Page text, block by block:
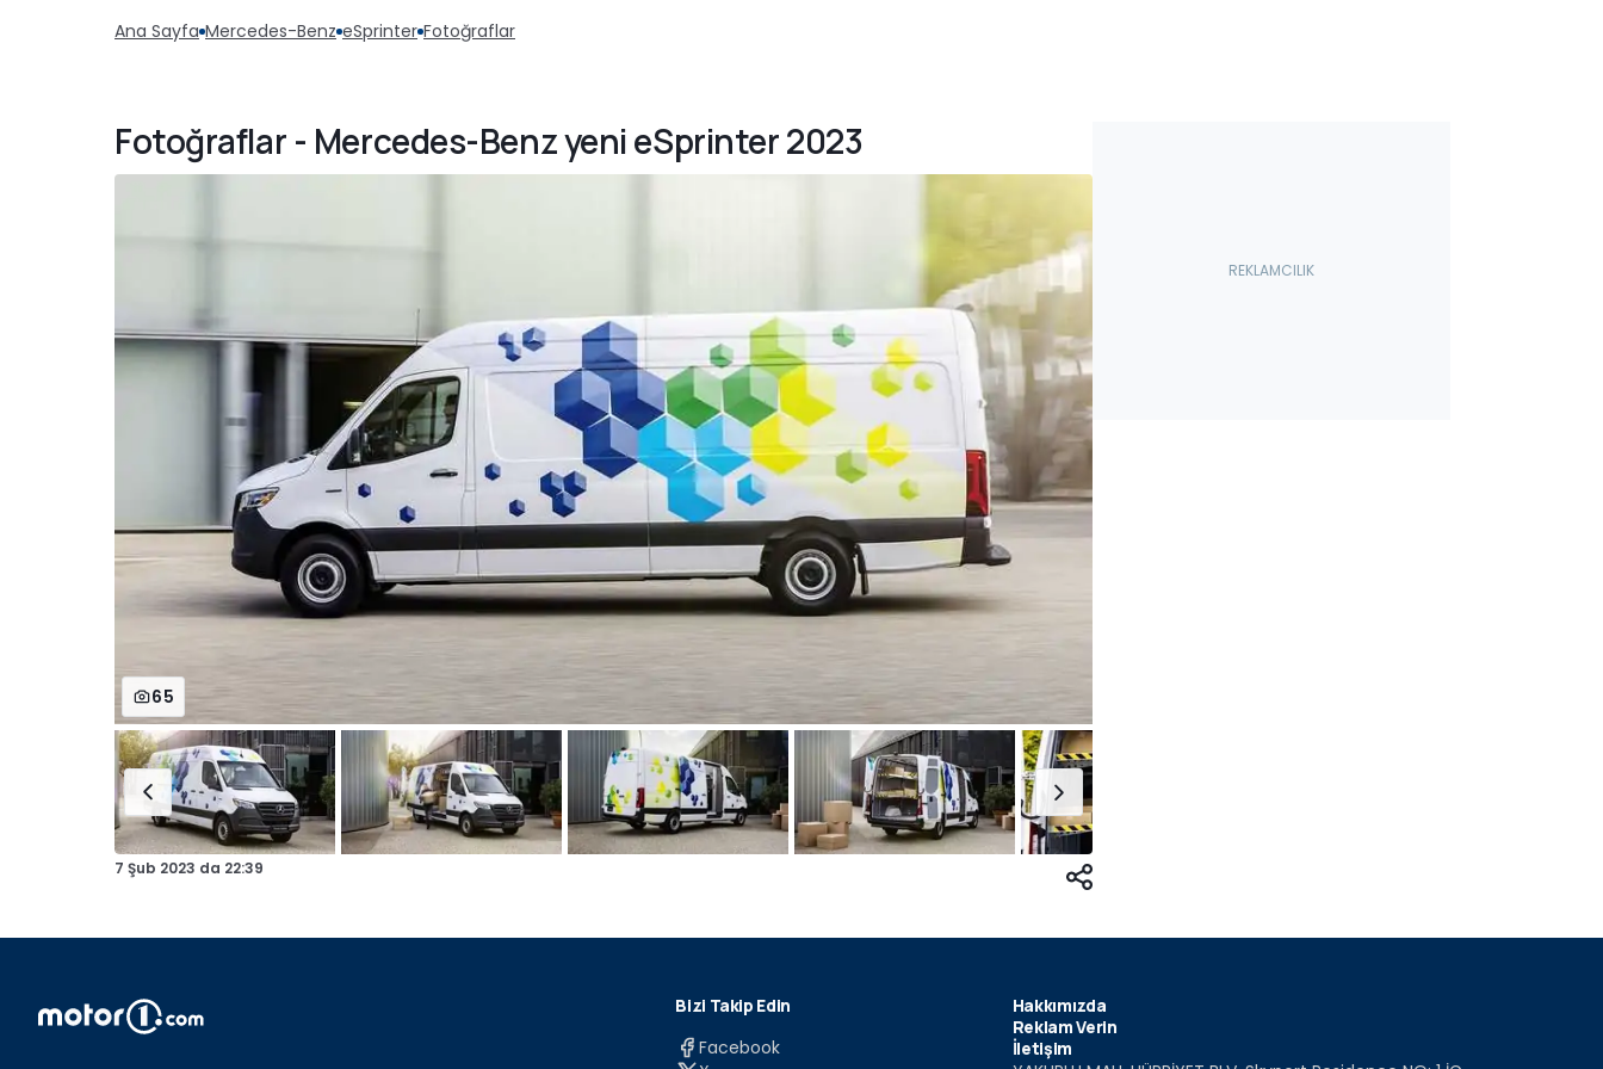
Ana Sayfa Mercedes-Benz eSprinter Fotoğraflar
Fotoğraflar - Mercedes-Benz yeni eSprinter 2023
65
7 Şub 2023 da 22:39
Bizi Takip Edin
Facebook
Hakkımızda
Reklam Verin
İletişim